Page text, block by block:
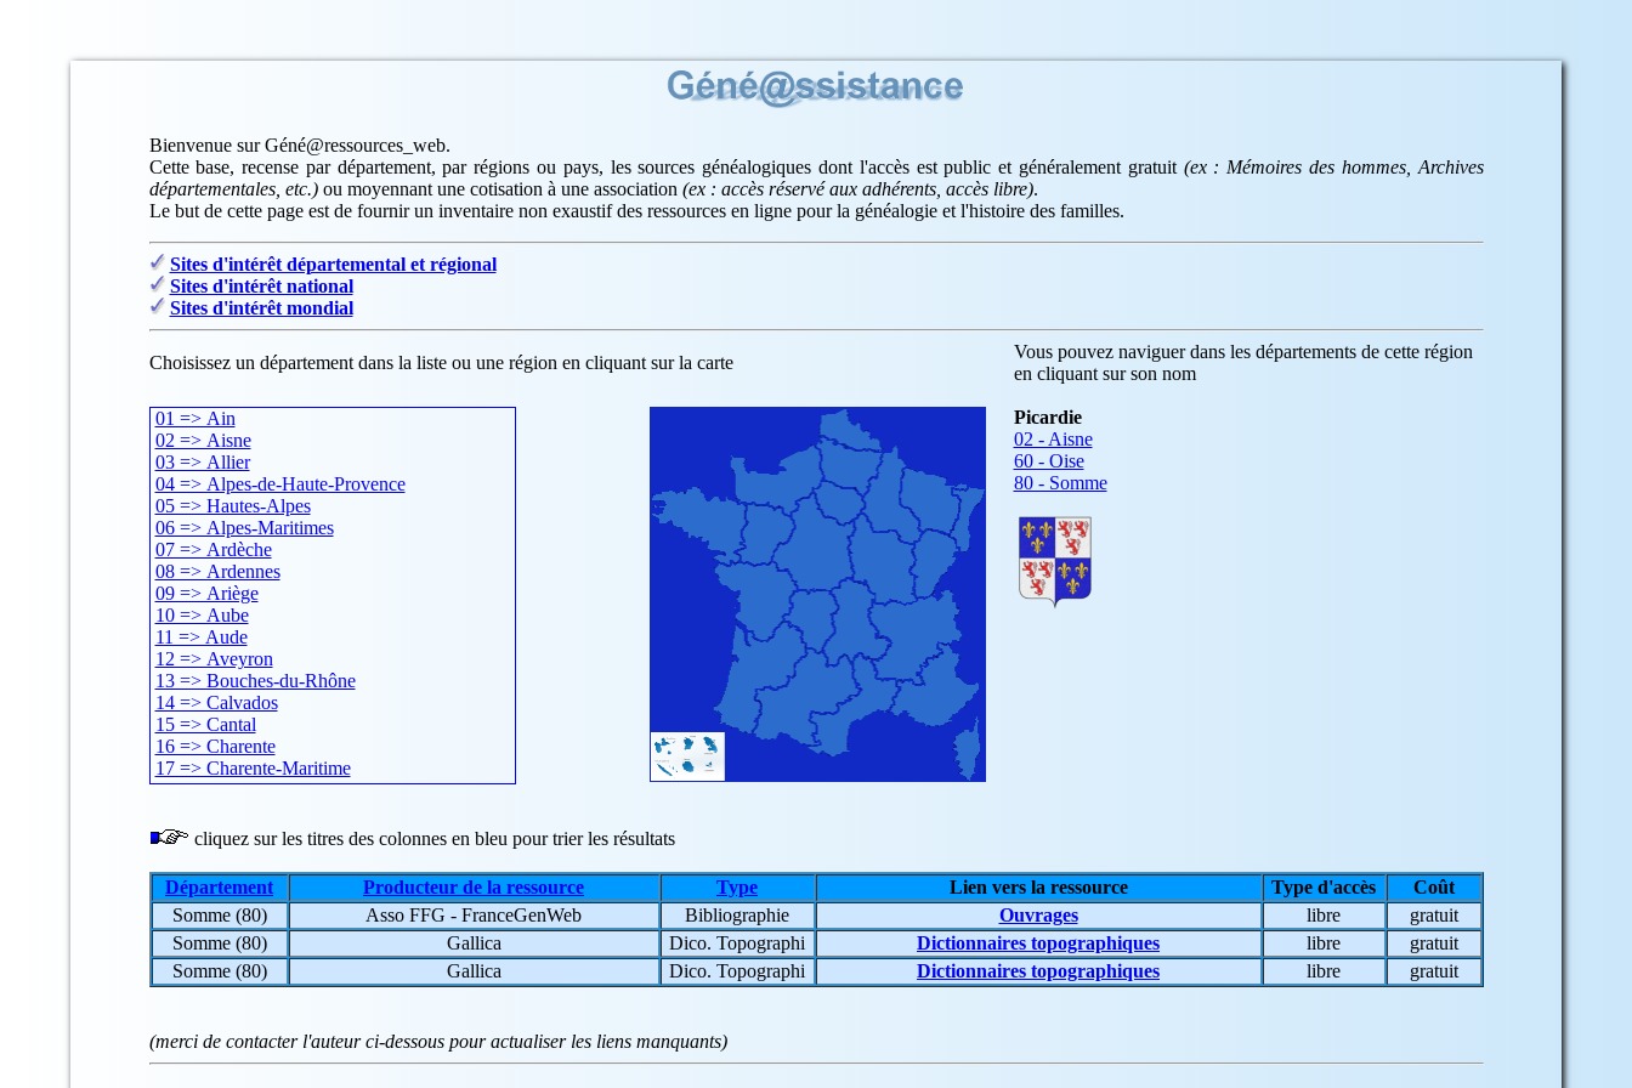
Bienvenue sur Géné@ressources_web.
Cette base, recense par département, par régions ou pays, les sources généalogiques dont l'accès est public et généralement gratuit (ex : Mémoires des hommes, Archives
départementales, etc.)ou moyennant une cotisation à une association (ex : accès réservé aux adhérents, accès libre).
Le but de cette page est de fournir un inventaire non exaustif des ressources en ligne pour la généalogie et l'histoire des familles.
Sites d'intérêt départemental et régional
Sites d'intérêt national
Sites d'intérêt mondial
Choisissez un département dans la liste ou une région en cliquant sur la carte
Vous pouvez naviguer dans les départements de cette région
en cliquant sur son nom
01 => Ain
02 => Aisne
03 => Allier
04 => Alpes-de-Haute-Provence
05 => Hautes-Alpes
06 => Alpes-Maritimes
07 => Ardèche
08 => Ardennes
09 => Ariège
10 => Aube
11 => Aude
12 => Aveyron
13 => Bouches-du-Rhône
14 => Calvados
15 => Cantal
16 => Charente
17 => Charente-Maritime
18 => Cher
20 => Corse
21 => Côte-d'Or
22 => Côtes-d'Armor
23 => Creuse
24 => Dordogne
25 => Doubs
26 => Drôme
27 => Eure
29 => Finistère
30 => Gard
Picardie
02 - Aisne
60 - Oise
80 - Somme
cliquez sur les titres des colonnes en bleu pour trier les résultats
Département Producteur de la ressource Type Lien vers la ressource Type d'accès
Coût
Somme (80)
Asso FFG - FranceGenWeb Bibliographie Ouvrages libre
gratuit
Somme (80)
Gallica Dico. Topographi Dictionnaires topographiques libre
gratuit
Somme (80)
Gallica Dico. Topographi Dictionnaires topographiques libre gratuit
(merci de contacter l'auteur ci-dessous pour actualiser les liens manquants)